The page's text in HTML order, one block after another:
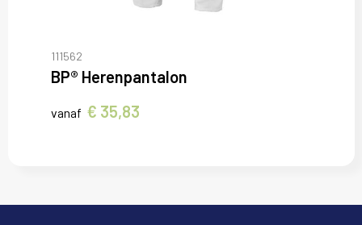
111562
BP® Herenpantalon
vanaf € 35,83